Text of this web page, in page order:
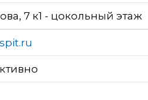
7 к1 - цокольный этаж